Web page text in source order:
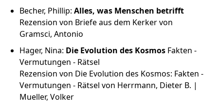
Becher, Phillip: Alles, was Menschen betrifft
Rezension von Briefe aus dem Kerker von
Gramsci, Antonio
Hager, Nina: Die Evolution des Kosmos Fakten -
Vermutungen - Rätsel
Rezension von Die Evolution des Kosmos: Fakten -
Vermutungen - Rätsel von Herrmann, Dieter B. |
Mueller, Volker